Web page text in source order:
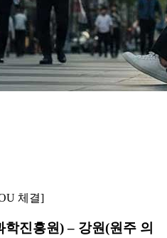
체결]
진흥원) – 강원(원주 의